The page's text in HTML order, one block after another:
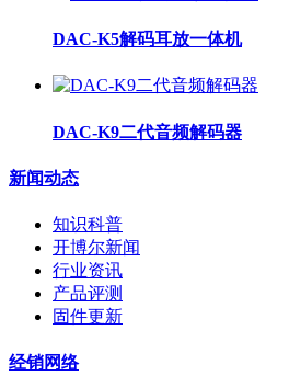
DAC-K5解码耳放一体机
DAC-K9二代音频解码器
新闻动态
知识科普
开博尔新闻
行业资讯
产品评测
固件更新
经销网络